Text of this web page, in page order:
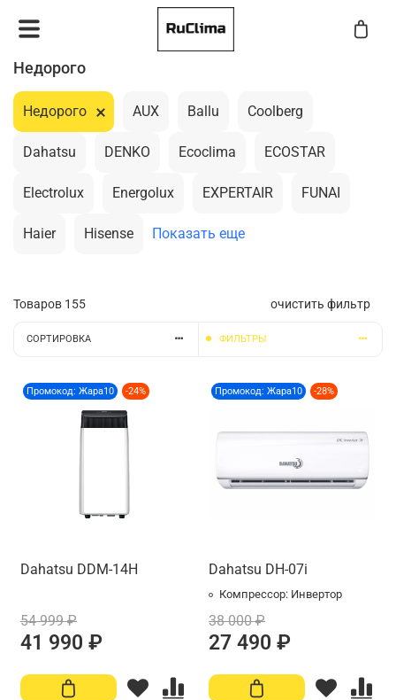
Недорого
Недорого AUX Ballu Coolberg
Dahatsu DENKO Ecoclima ECOSTAR
Electrolux Energolux EXPERTAIR FUNAI
Haier Hisense Показать еще
Товаров 155 очистить фильтр
СОРТИРОВКА ФИЛЬТРЫ
Промокод: Жара10 -24%
Dahatsu DDM-14H
54 999 ₽
41 990 ₽
Промокод: Жара10 -28%
Dahatsu DH-07i
Компрессор: Инвертор
38 000 ₽
27 490 ₽